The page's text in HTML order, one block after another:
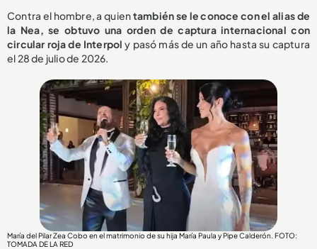
Contra el hombre, a quientambién se le conoce con el alias de
la Nea, se obtuvo una orden de captura internacional con
circular roja de Interpol y pasó más de un año hasta su captura
el 28 de julio de 2026.
María del Pilar Zea Cobo en el matrimonio de su hija María Paula y Pipe Calderón. FOTO:
TOMADA DE LA RED